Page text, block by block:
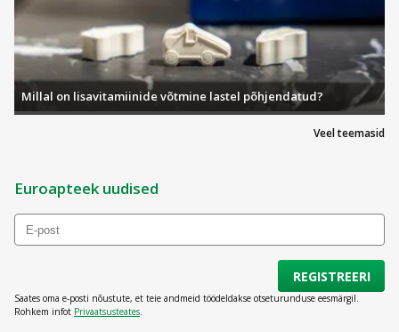
Veel teemasid
Millal on lisavitamiinide võtmine lastel põhjendatud?
Euroapteek uudised
REGISTREERI
Saates oma e-posti nõustute, et teie andmeid töödeldakse otseturunduse eesmärgil.
Rohkem infot Privaatsusteates.